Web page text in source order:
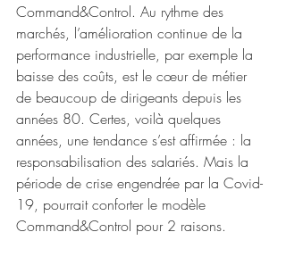
Command&Control. Au rythme des
marchés, l’amélioration continue de la
performance industrielle, par exemple la
baisse des coûts, est le cœur de métier
de beaucoup de dirigeants depuis les
années 80. Certes, voilà quelques
années, une tendance s’est affirmée : la
responsabilisation des salariés. Mais la
période de crise engendrée par la Covid-
19, pourrait conforter le modèle
Command&Control pour 2 raisons.